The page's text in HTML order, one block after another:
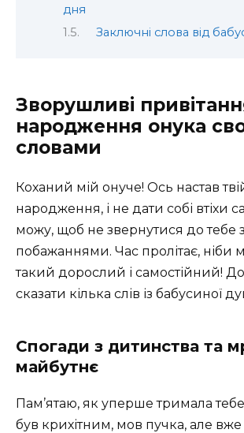
дня
Заключні слова від
Зворушливі
народження онука
словами
Коханий мій онуче! Ось настав
народження, і не дати собі втіхи
можу, щоб не звернутися до тебе
побажаннями. Час пролітає, ніби
такий дорослий і самостійний!
сказати кілька слів із бабусиної
Спогади з дитинства та
майбутнє
Пам’ятаю, як уперше тримала
був крихітним, мов пучка, але вже